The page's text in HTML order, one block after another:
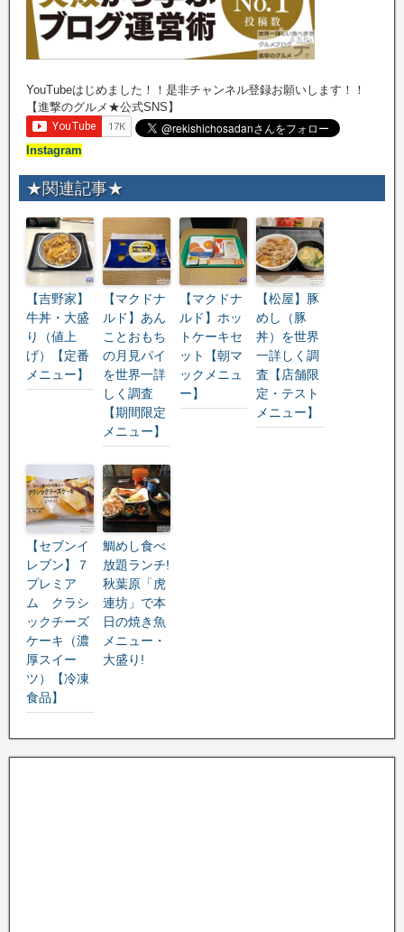
YouTubeはじめました！！是非チャンネル登録お願いします！！
【進撃のグルメ★公式SNS】
Instagram
★関連記事★
【吉野家】
牛丼・大盛
り（値上
げ）【定番
メニュー】
【マクドナ
ルド】あん
ことおもち
の月見パイ
を世界一詳
しく調査
【期間限定
メニュー】
【マクドナ
ルド】ホッ
トケーキセ
ット【朝マ
ックメニュ
ー】
【松屋】豚
めし（豚
丼）を世界
一詳しく調
査【店舗限
定・テスト
メニュー】
【セブンイ
レブン】７
プレミア
ム クラシ
ックチーズ
ケーキ（濃
厚スイー
ツ）【冷凍
食品】
鯛めし食べ
放題ランチ!
秋葉原「虎
連坊」で本
日の焼き魚
メニュー・
大盛り!